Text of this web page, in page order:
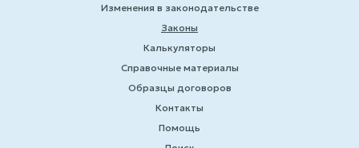
Изменения в законодательстве
Законы
Калькуляторы
Справочные материалы
Образцы договоров
Контакты
Помощь